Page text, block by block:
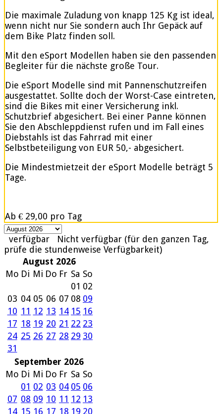
Die maximale Zuladung von knapp 125 Kg ist ideal,
wenn nicht nur Sie sondern auch Ihr Gepäck auf
dem Bike Platz finden soll.
Mit den eSport Modellen haben sie den passenden
Begleiter für die nächste große Tour.
Die eSport Modelle sind mit Pannenschutzreifen
ausgestattet. Sollte doch der Worst-Case eintreten,
sind die Bikes mit einer Versicherung inkl.
Schutzbrief abgesichert. Bei einer Panne können
Sie den Abschleppdienst rufen und im Fall eines
Diebstahls ist das Fahrrad mit einer
Selbstbeteiligung von EUR 50,- abgesichert.
Die Mindestmietzeit der eSport Modelle beträgt 5
Tage.
Ab € 29,00 pro Tag
verfügbar
Nicht verfügbar (für den ganzen Tag,
prüfe die stundenweise Verfügbarkeit)
August 2026
Mo Di Mi Do Fr Sa So
01 02
03 04 05 06 07 08 09
10 11 12 13 14 15 16
17 18 19 20 21 22 23
24 25 26 27 28 29 30
31
September 2026
Mo Di Mi Do Fr Sa So
01 02 03 04 05 06
07 08 09 10 11 12 13
14 15 16 17 18 19 20